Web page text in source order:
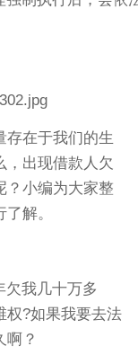
在于我们的生
，出现借款人欠
？小编为大家整
解。
我几十万多
权?如果我要去法
啊？